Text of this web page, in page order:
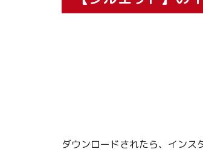
ダウンロードされたら、インス